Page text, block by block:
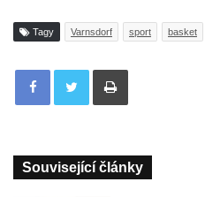
Tagy Varnsdorf sport basket
Tisknout
Související články